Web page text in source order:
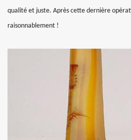
qualité et juste. Après cette dernière
raisonnablement !